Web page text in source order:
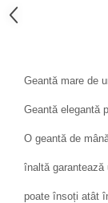
Geantă mare de
Geantă elegantă
O geantă de
înaltă
poate însoți atât